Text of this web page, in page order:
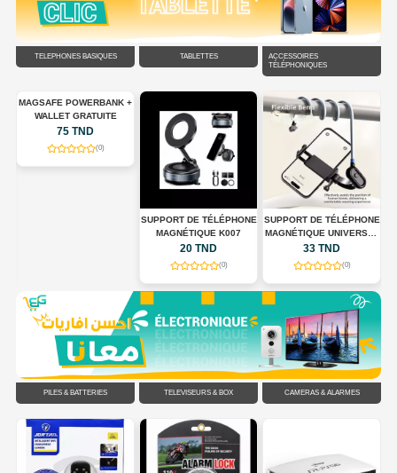
TÉLÉPHONES BASIQUES TABLETTES
ACCESSOIRES
TÉLÉPHONIQUES
MAGSAFE POWERBANK +
WALLET GRATUITE
75 TND
(0)
SUPPORT DE TÉLÉPHONE
MAGNÉTIQUE K007
20 TND
(0)
SUPPORT DE TÉLÉPHONE
MAGNÉTIQUE UNIVERSEL
POUR TOUR DE COU
FLEXIBLE
33 TND
(0)
PILES & BATTERIES TÉLÉVISEURS & BOX CAMÉRAS & ALARMES